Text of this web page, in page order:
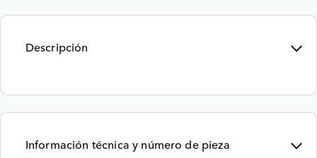
Descripción
Información técnica y número de pieza